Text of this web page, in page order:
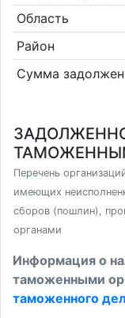
Область
Район
Сумма
Перечень
имеющих
сборов (пошлин),
органами
Информация о
таможенными
таможенного